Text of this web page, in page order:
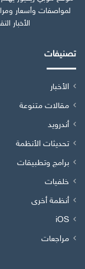
لمواصفات وأسعار
الأخبار
تصنيفات
الأخبار
مقالات متنوعة
أندرويد
تحديثات الأنظمة
برامج وتطبيقات
خلفيات
أنظمة أخرى
iOS
مراجعات